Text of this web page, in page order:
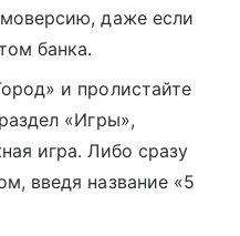
даже если
банка.
и пролистайте
«Игры»,
игра. Либо сразу
введя название «5